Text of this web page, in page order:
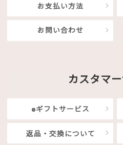
お支払い方法
お問い合わせ
カスタマ
eギフトサービス
返品・交換について